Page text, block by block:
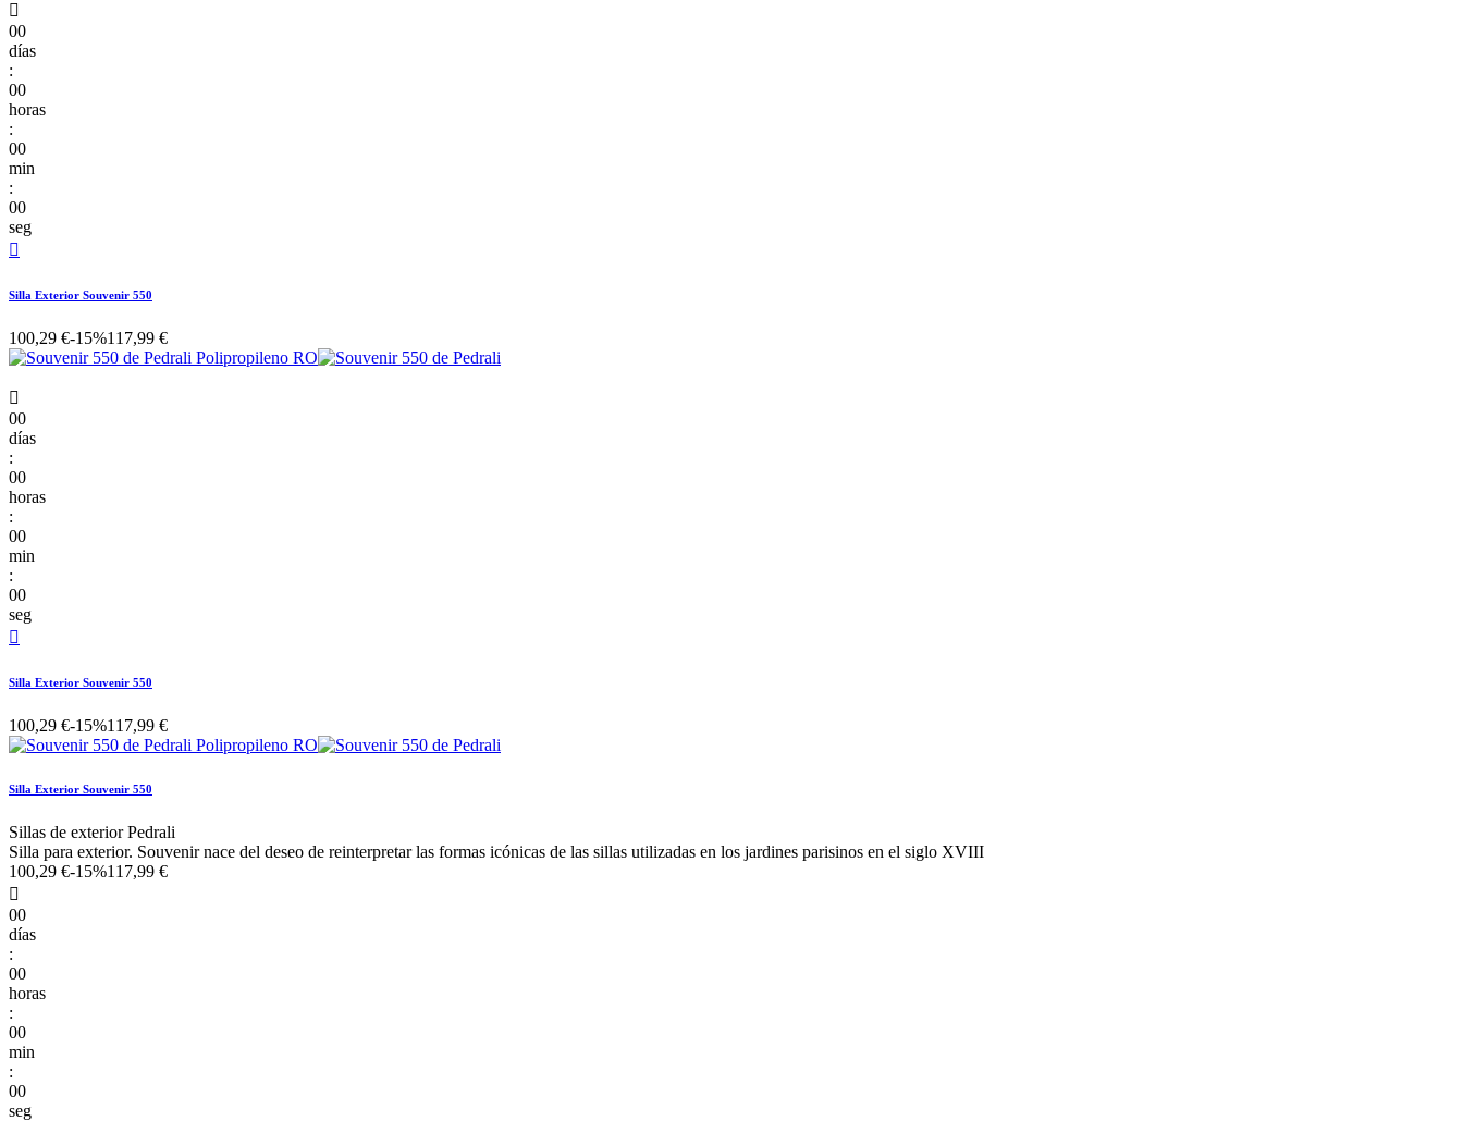

00
días
:
00
horas
:
00
min
:
00
seg

Silla Exterior Souvenir 550
100,29 €-15%117,99 €

00
días
:
00
horas
:
00
min
:
00
seg

Silla Exterior Souvenir 550
100,29 €-15%117,99 €
Silla Exterior Souvenir 550
Sillas de exterior Pedrali
Silla para exterior. Souvenir nace del deseo de reinterpretar las formas icónicas de las sillas utilizadas en los jardines parisinos en el siglo XVIII
100,29 €-15%117,99 €

00
días
:
00
horas
:
00
min
:
00
seg